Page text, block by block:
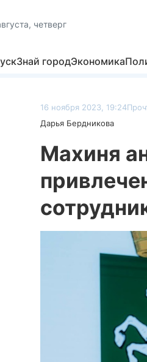
четверг
Знай городЭкономика
16 ноября 2023, 19:24
Дарья Бердникова
Махиня